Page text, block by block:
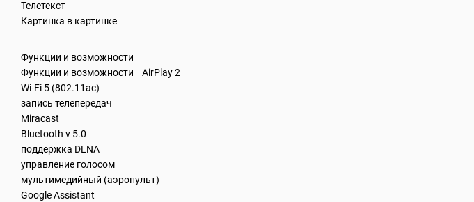
Телетекст
Картинка в картинке
Функции и возможности
Функции и возможности AirPlay 2
Wi-Fi 5 (802.11ac)
запись телепередач
Miracast
Bluetooth v 5.0
поддержка DLNA
управление голосом
мультимедийный (аэропульт)
Google Assistant